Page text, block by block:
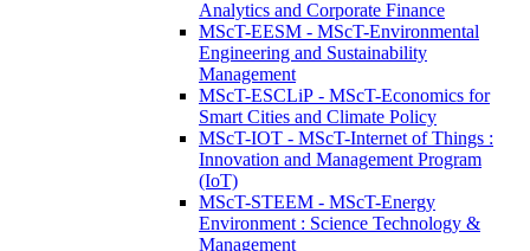
Analytics and Corporate Finance
MScT-EESM - MScT-Environmental
Engineering and Sustainability
Management
MScT-ESCLiP - MScT-Economics for
Smart Cities and Climate Policy
MScT-IOT - MScT-Internet of Things :
Innovation and Management Program
(IoT)
MScT-STEEM - MScT-Energy
Environment : Science Technology &
Management